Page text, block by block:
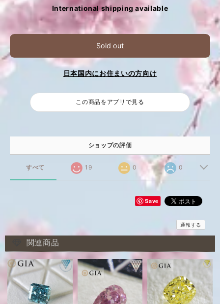
International shipping available
Sold out
日本国内にお住まいの方向け
この商品をアプリで見る
ショップの評価
すべて 19 0 0
Save
通報する
関連商品